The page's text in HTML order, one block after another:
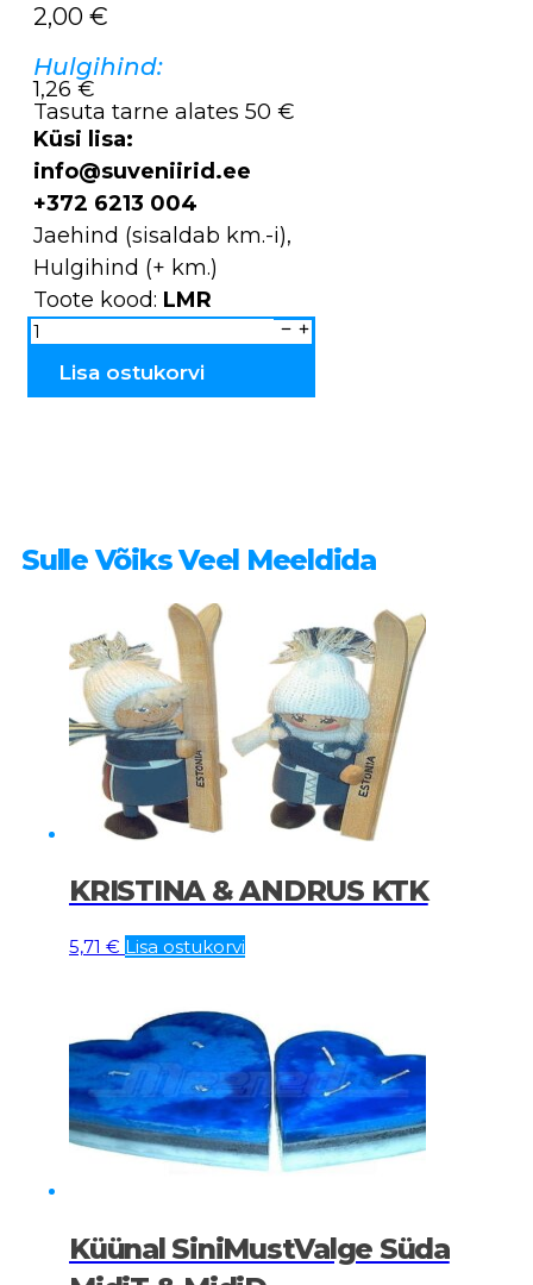
2,00 €
Hulgihind:
1,26 €
Tasuta tarne alates 50 €
Küsi lisa:
info@suveniirid.ee
+372 6213 004
Jaehind (sisaldab km.-i),
Hulgihind (+ km.)
Toote kood: LMR
Lepatriinu
magnet
LMR
Lisa ostukorvi
Sulle Võiks Veel Meeldida
KRISTINA & ANDRUS KTK
5,71 € Lisa ostukorvi
Küünal SiniMustValge Süda